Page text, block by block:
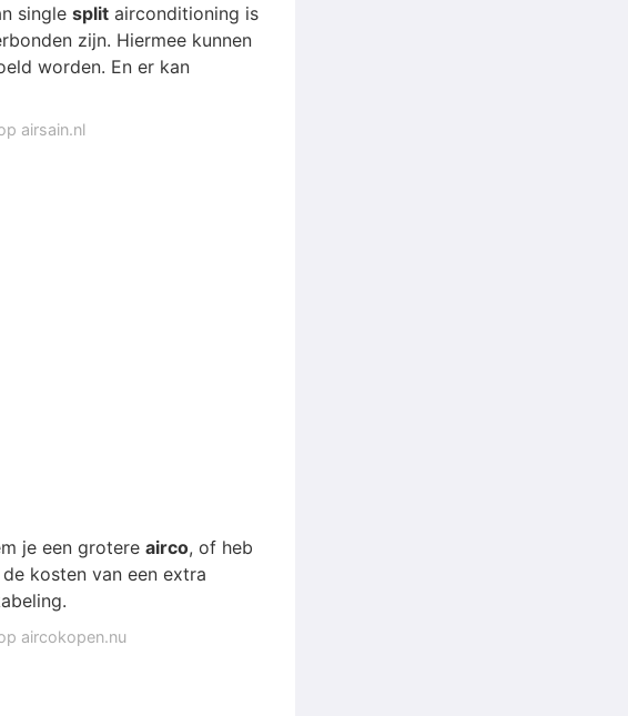
single split airconditioning is
zijn. Hiermee kunnen
worden. En er kan
airsain.nl
je een grotere airco, of heb
kosten van een extra
aircokopen.nu